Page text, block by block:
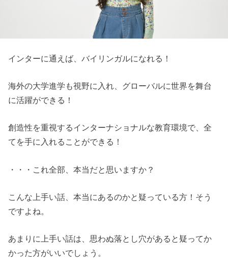
インターに通えば、バイリンガルになれる！
海外の大学進学も視野に入れ、 グローバルに世界を舞台
に活躍ができる！
創造性を重視するインターナショナルな教育環境で、全
てを手に入れることができる！
・・・これ全部、本当だと思いますか？
こんな上手い話、本当にあるのかと疑っている方！そう
ですよね。
あまりに上手い話は、思わぬ落とし穴があると疑ってか
かった方がいいでしょう。